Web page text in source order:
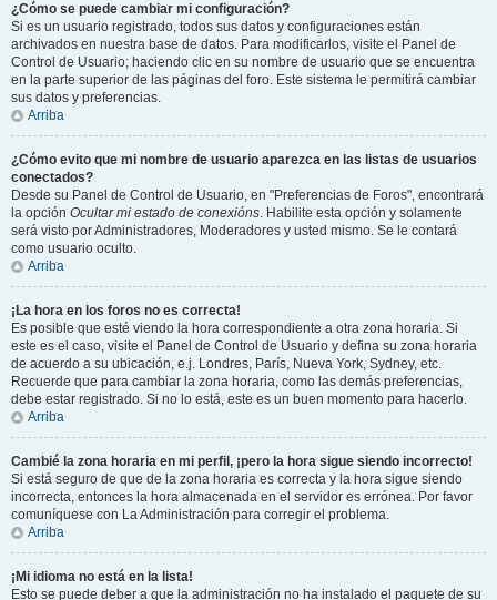
¿Cómo se puede cambiar mi configuración?
Si es un usuario registrado, todos sus datos y configuraciones están
archivados en nuestra base de datos. Para modificarlos, visite el Panel de
Control de Usuario; haciendo clic en su nombre de usuario que se encuentra
en la parte superior de las páginas del foro. Este sistema le permitirá cambiar
sus datos y preferencias.
Arriba
¿Cómo evito que mi nombre de usuario aparezca en las listas de usuarios
conectados?
Desde su Panel de Control de Usuario, en "Preferencias de Foros", encontrará
la opción Ocultar mi estado de conexións. Habilite esta opción y solamente
será visto por Administradores, Moderadores y usted mismo. Se le contará
como usuario oculto.
Arriba
¡La hora en los foros no es correcta!
Es posible que esté viendo la hora correspondiente a otra zona horaria. Si
este es el caso, visite el Panel de Control de Usuario y defina su zona horaria
de acuerdo a su ubicación, e.j. Londres, París, Nueva York, Sydney, etc.
Recuerde que para cambiar la zona horaria, como las demás preferencias,
debe estar registrado. Si no lo está, este es un buen momento para hacerlo.
Arriba
Cambié la zona horaria en mi perfil, ¡pero la hora sigue siendo incorrecto!
Si está seguro de que de la zona horaria es correcta y la hora sigue siendo
incorrecta, entonces la hora almacenada en el servidor es errónea. Por favor
comuníquese con La Administración para corregir el problema.
Arriba
¡Mi idioma no está en la lista!
Esto se puede deber a que la administración no ha instalado el paquete de su